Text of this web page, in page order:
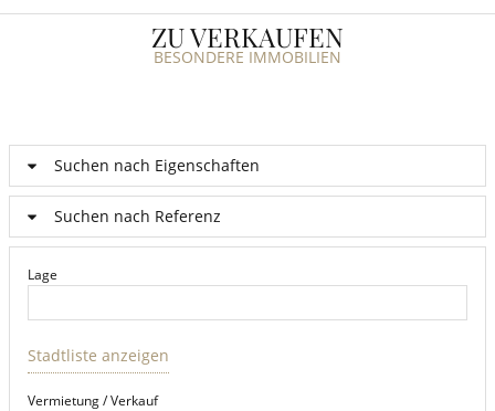
ZU VERKAUFEN
BESONDERE IMMOBILIEN
Suchen nach Eigenschaften
Suchen nach Referenz
Lage
Stadtliste anzeigen
Vermietung / Verkauf